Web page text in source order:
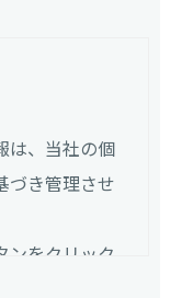
は、当社の個
づき管理させ
ンをクリック